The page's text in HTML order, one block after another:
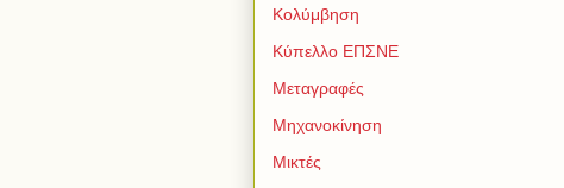
Κολύμβηση
Κύπελλο ΕΠΣΝΕ
Μεταγραφές
Μηχανοκίνηση
Μικτές